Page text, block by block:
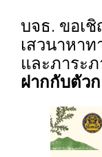
บจธ. ขอเ
เสวนาหาท
และภาระ
ฝากกับตัว